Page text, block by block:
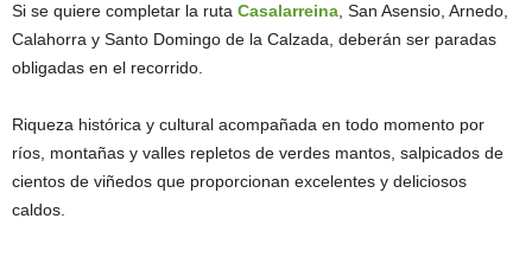
Si se quiere completar la ruta Casalarreina , San Asensio, Arnedo,
Calahorra y Santo Domingo de la Calzada, deberán ser paradas
obligadas en el recorrido.
Riqueza histórica y cultural acompañada en todo momento por
ríos, montañas y valles repletos de verdes mantos, salpicados de
cientos de viñedos que proporcionan excelentes y deliciosos
caldos.